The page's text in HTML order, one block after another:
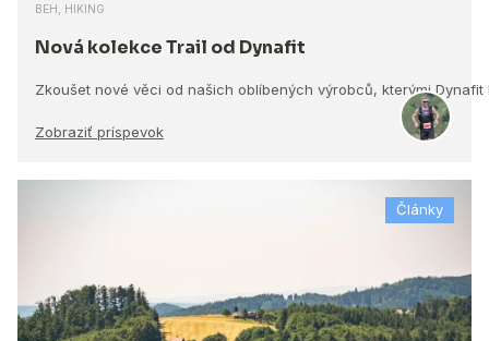
BEH, HIKING
Nová kolekce Trail od Dynafit
Zkoušet nové věci od našich oblíbených výrobců, kterými
Zobraziť príspevok
Články